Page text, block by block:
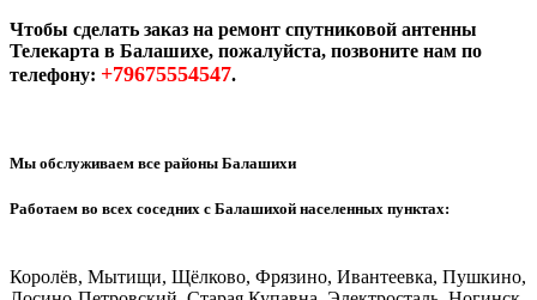
Чтобы сделать заказ на ремонт спутниковой антенны
Телекарта в Балашихе, пожалуйста, позвоните нам по
телефону: +79675554547.
Мы обслуживаем все районы Балашихи
Работаем во всех соседних с Балашихой населенных пунктах:
Королёв, Мытищи, Щёлково, Фрязино, Ивантеевка, Пушкино,